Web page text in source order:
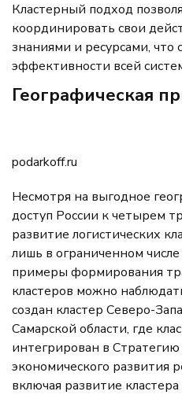
Кластерный подход
координировать свои
знаниями и ресурсами,
эффективности всей
Географическая
podarkoff.ru
Несмотря на выгодное
доступ России к четырем
развитие логистических
лишь в ограниченном
примеры формирования
кластеров можно
создан кластер Северо-
Самарской области, где
интегрирован в
экономического развития
включая развитие